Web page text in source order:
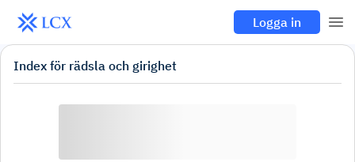
Logga in
Index för rädsla och girighet